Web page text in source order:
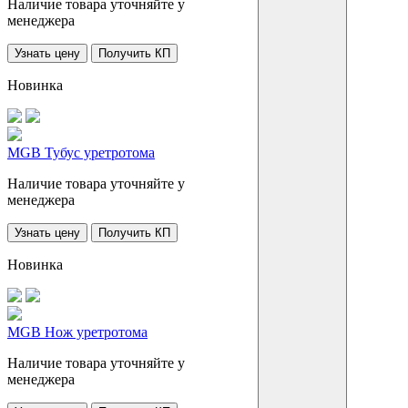
Наличие товара уточняйте у
менеджера
Узнать цену Получить КП
Новинка
MGB Тубус уретротома
Наличие товара уточняйте у
менеджера
Узнать цену Получить КП
Новинка
MGB Нож уретротома
Наличие товара уточняйте у
менеджера